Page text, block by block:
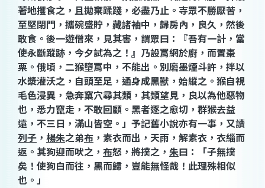
著地攫食之，且拋棄蹂踐，必盡乃止。寺眾不勝厭苦，
至堅閉門，攜碗盛貯，藏諸袖中，歸房內，良久，然後
敢食。後一遊僧來，見其害，謂眾曰：『吾有一計，當
使永斷蹤跡，今夕試為之！』乃設罥網於廚，而置棗
栗。俄頃，二猴墮罥中，不能出。別磨墨煙斗許，拌以
水漿灌沃之，自頭至足，通身成黑獸，始縱之。猴自視
毛色浸異，急奔窠穴尋其類，其類望見，良以為他惡物
也，悉力竄走，不敢回顧。黑者逐之愈切，群猴去益
遠，不三日，滿山皆空。」予記舊小說亦有一事，又讀
列子 ， 楊朱之弟布 ，素衣而出，天雨，解素衣，衣緇而
返。其狗迎而吠之， 布怒，將撲之， 朱曰：「子無撲
矣！使狗白而往，黑而歸，豈能無怪哉！此理殊相似
也。」